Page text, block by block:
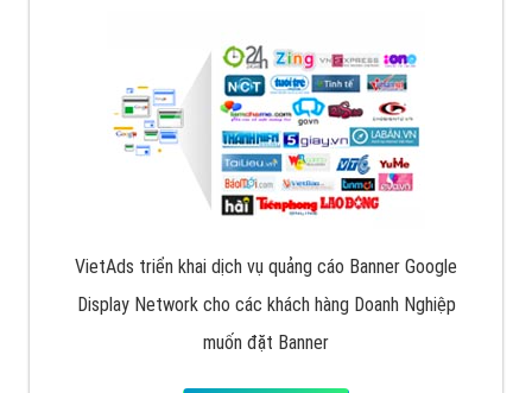
VietAds triển khai dịch vụ quảng cáo Banner Google
Display Network cho các khách hàng Doanh Nghiệp
muốn đặt Banner